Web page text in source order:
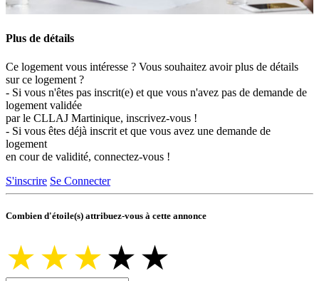
Plus de détails
Ce logement vous intéresse ? Vous souhaitez avoir plus de détails
sur ce logement ?
- Si vous n'êtes pas inscrit(e) et que vous n'avez pas de demande de
logement validée
par le CLLAJ Martinique, inscrivez-vous !
- Si vous êtes déjà inscrit et que vous avez une demande de
logement
en cour de validité, connectez-vous !
S'inscrire Se Connecter
Combien d'étoile(s) attribuez-vous à cette annonce
★★★★★